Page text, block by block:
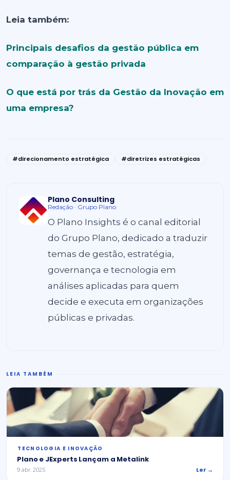
Leia também:
Principais desafios da gestão pública em
comparação à gestão privada
O que está por trás da Gestão da Inovação em
uma empresa?
#direcionamento estratégica #diretrizes estratégicas
Plano Consulting
Redação · Grupo Plano
O Plano Insights é o canal editorial
do Grupo Plano, dedicado a traduzir
temas de gestão, estratégia,
governança e tecnologia em
análises aplicadas para quem
decide e executa em organizações
públicas e privadas.
LEIA TAMBÉM
⁠TECNOLOGIA E INOVAÇÃO
Plano e JExperts Lançam a Metalink
9 abr. 2025 Ler →